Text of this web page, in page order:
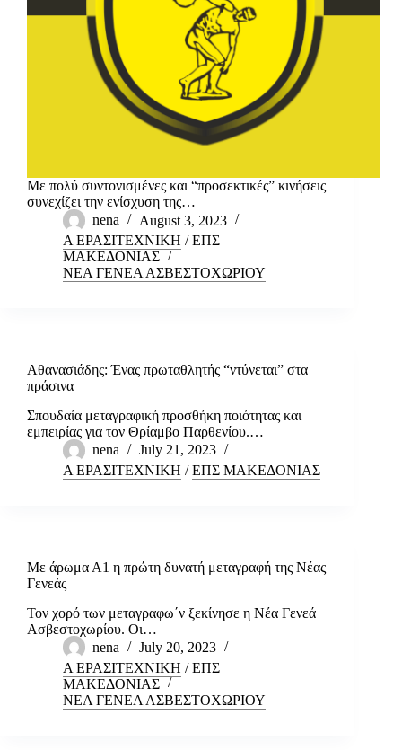
Με πολύ συντονισμένες και “προσεκτικές” κινήσεις
συνεχίζει την ενίσχυση της…
nena
August 3, 2023
Α ΕΡΑΣΙΤΕΧΝΙΚΗ /ΕΠΣ
ΜΑΚΕΔΟΝΙΑΣ
ΝΕΑ ΓΕΝΕΑ ΑΣΒΕΣΤΟΧΩΡΙΟΥ
Αθανασιάδης: Ένας πρωταθλητής “ντύνεται” στα
πράσινα
Σπουδαία μεταγραφική προσθήκη ποιότητας και
εμπειρίας για τον Θρίαμβο Παρθενίου.…
nena
July 21, 2023
Α ΕΡΑΣΙΤΕΧΝΙΚΗ /ΕΠΣ ΜΑΚΕΔΟΝΙΑΣ
Με άρωμα Α1 η πρώτη δυνατή μεταγραφή της Νέας
Γενεάς
Τον χορό των μεταγραφω΄ν ξεκίνησε η Νέα Γενεά
Ασβεστοχωρίου. Οι…
nena
July 20, 2023
Α ΕΡΑΣΙΤΕΧΝΙΚΗ /ΕΠΣ
ΜΑΚΕΔΟΝΙΑΣ
ΝΕΑ ΓΕΝΕΑ ΑΣΒΕΣΤΟΧΩΡΙΟΥ